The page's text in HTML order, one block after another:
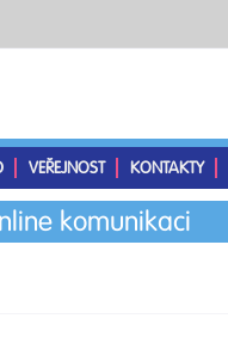
VEŘEJNOST KONTAKTY
komunikaci